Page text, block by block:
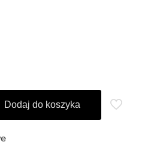
Dodaj do koszyka